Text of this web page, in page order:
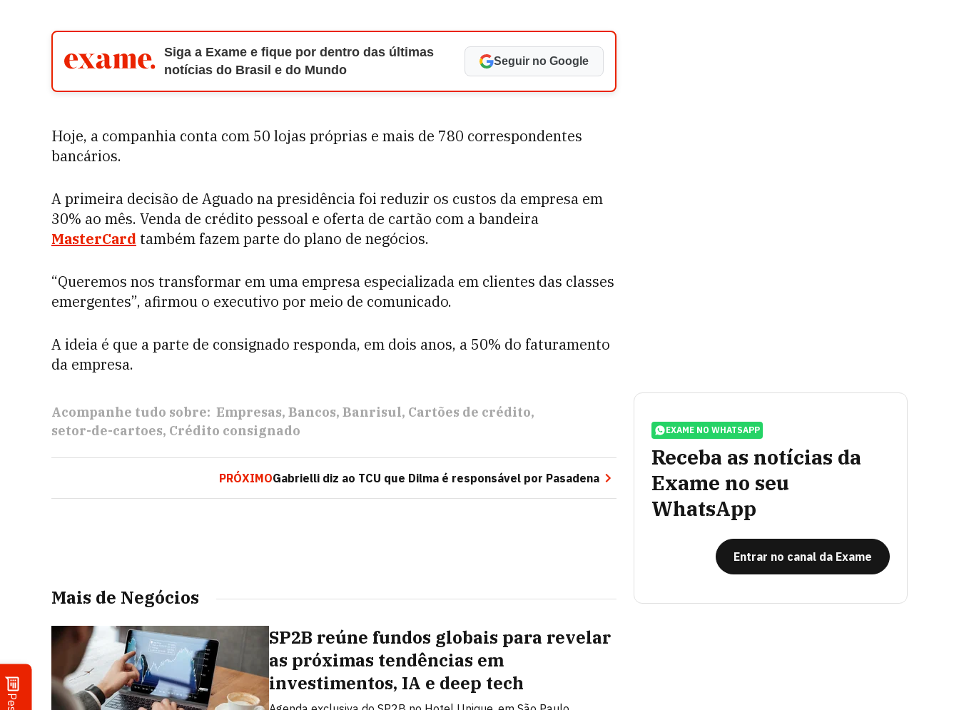
Siga a Exame e fique por dentro das últimas
notícias do Brasil e do Mundo
Seguir no Google
Hoje, a companhia conta com 50 lojas próprias e mais de 780 correspondentes
bancários.
A primeira decisão de Aguado na presidência foi reduzir os custos da empresa em
30% ao mês. Venda de crédito pessoal e oferta de cartão com a bandeira
MasterCard também fazem parte do plano de negócios.
“Queremos nos transformar em uma empresa especializada em clientes das classes
emergentes”, afirmou o executivo por meio de comunicado.
A ideia é que a parte de consignado responda, em dois anos, a 50% do faturamento
da empresa.
Acompanhe tudo sobre: Empresas Bancos Banrisul Cartões de crédito
setor-de-cartoes Crédito consignado
PRÓXIMOGabrielli diz ao TCU que Dilma é responsável por Pasadena
Mais de Negócios
SP2B reúne fundos globais para revelar
as próximas tendências em
investimentos, IA e deep tech
EXAME NO WHATSAPP
Receba as notícias da
Exame no seu
WhatsApp
Entrar no canal da Exame